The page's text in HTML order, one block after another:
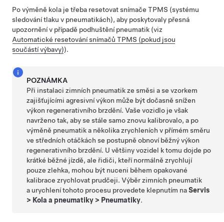
Po výměně kola je třeba resetovat snímače TPMS (systému
sledování tlaku v pneumatikách), aby poskytovaly přesná
upozornění v případě podhuštění pneumatik (viz
Automatické resetování snímačů TPMS (pokud jsou
součástí výbavy)).
POZNÁMKA
Při instalaci zimních pneumatik ze směsi a se vzorkem
zajišťujícími agresivní výkon může být dočasně snížen
výkon regenerativního brzdění. Vaše vozidlo je však
navrženo tak, aby se stále samo znovu kalibrovalo, a po
výměně pneumatik a několika zrychleních v přímém směru
ve středních otáčkách se postupně obnoví běžný výkon
regenerativního brzdění. U většiny vozidel k tomu dojde po
krátké běžné jízdě, ale řidiči, kteří normálně zrychlují
pouze zlehka, mohou být nuceni během opakované
kalibrace zrychlovat prudčeji. Výběr zimních pneumatik
a urychlení tohoto procesu provedete klepnutím naServis
> Kola a pneumatiky > Pneumatiky.